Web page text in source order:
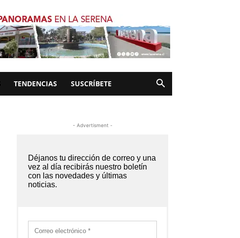
TENDENCIAS SUSCRÍBETE
- Advertisment -